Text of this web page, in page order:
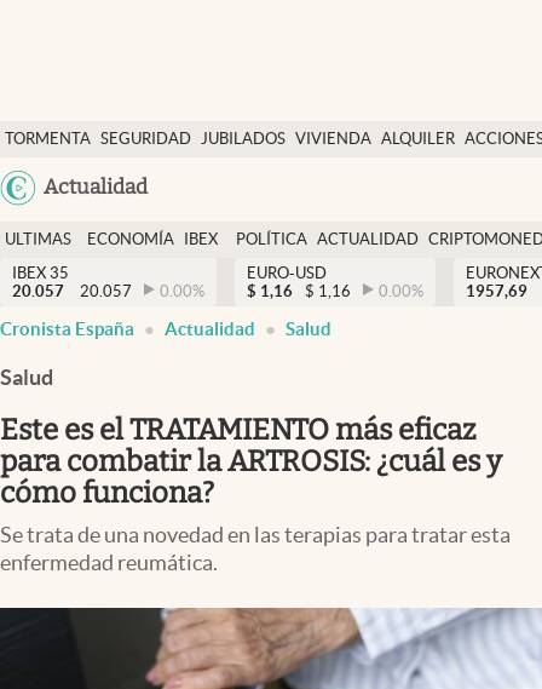
TORMENTA SEGURIDAD JUBILADOS VIVIENDA ALQUILER
USA
Actualidad
Economía y finanzas
Política
Actualidad
Criptomonedas
España
ULTIMAS
NOTICIAS
ECONOMÍA
FINANZAS
IBEX
EURO
POLÍTICA ACTUALIDAD
IBEX 35
20.057
20.057 0.00%
EURO-USD
$ 1,16 $ 1,16 0.00%
1957,69
Cronista España Actualidad Salud
Salud
Este es el TRATAMIENTO más eficaz
para combatir la ARTROSIS: ¿cuál es y
cómo funciona?
Se trata de una novedad en las terapias para tratar esta
enfermedad reumática.